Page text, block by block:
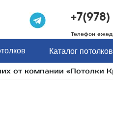
Телефон
Каталог потолков
от компании «Потолки